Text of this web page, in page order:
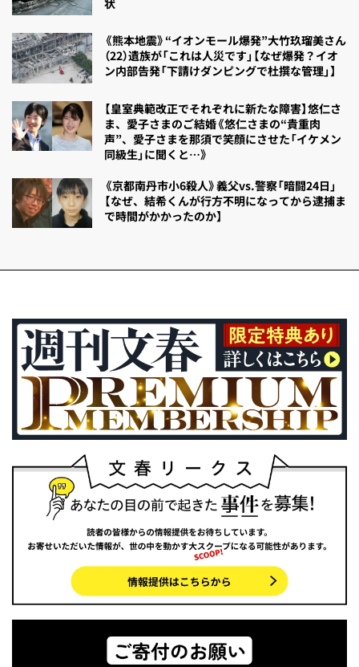
状
《熊本地震》“イオンモール爆発”大竹玖瑠美さん
（22）遺族が「これは人災です」【なぜ爆発？イオ
ン内部告発「下請けダンピングで杜撰な管理」】
【皇室典範改正でそれぞれに新たな障害】悠仁さ
ま、愛子さまのご結婚《悠仁さまの“貴重肉
声”、愛子さまを那須で笑顔にさせた「イケメン
同級生」に聞くと…》
《京都南丹市小6殺人》義父vs.警察「暗闘24日」
【なぜ、結希くんが行方不明になってから逮捕ま
で時間がかかったのか】